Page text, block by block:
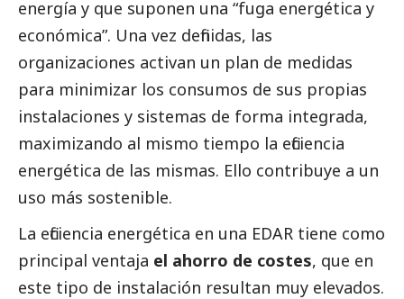
energía y que suponen una “fuga energética y
económica”. Una vez definidas, las
organizaciones activan un plan de medidas
para minimizar los consumos de sus propias
instalaciones y sistemas de forma integrada,
maximizando al mismo tiempo la eficiencia
energética de las mismas. Ello contribuye a un
uso más sostenible.
La eficiencia energética en una EDAR tiene como
principal ventaja el ahorro de costes, que en
este tipo de instalación resultan muy elevados.